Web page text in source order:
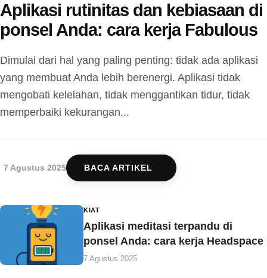
Aplikasi rutinitas dan kebiasaan di
ponsel Anda: cara kerja Fabulous
Dimulai dari hal yang paling penting: tidak ada aplikasi
yang membuat Anda lebih berenergi. Aplikasi tidak
mengobati kelelahan, tidak menggantikan tidur, tidak
memperbaiki kekurangan...
7 Agustus 2025 BACA ARTIKEL
KIAT
Aplikasi meditasi terpandu di
ponsel Anda: cara kerja Headspace
7 Agustus 2025